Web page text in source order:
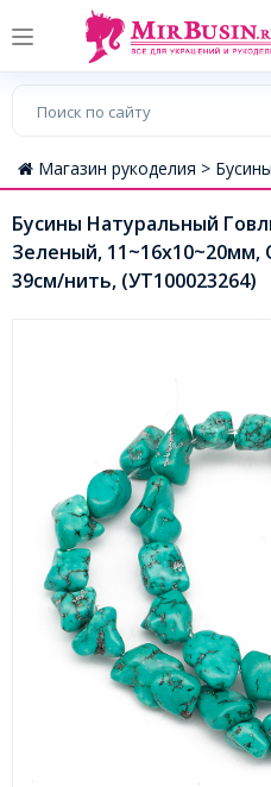
Магазин рукоделия >
Бусины Натуральный
Зеленый,
39см/нить, (УТ100023264)